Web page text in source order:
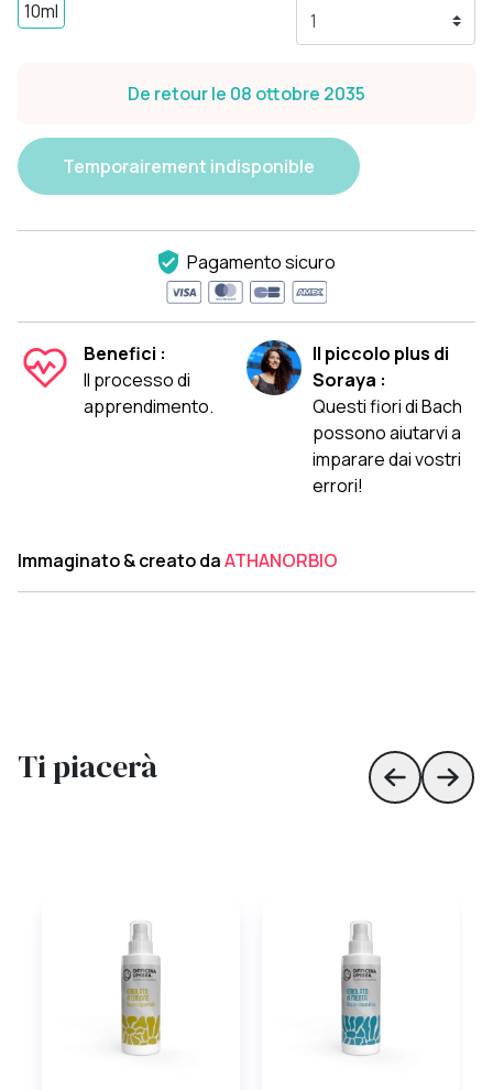
10ml
De retour le 08 ottobre 2035
Temporairement indisponible
Pagamento sicuro
Benefici :
Il processo di
apprendimento.
Il piccolo plus di
Soraya :
Questi fiori di Bach
possono aiutarvi a
imparare dai vostri
errori!
Immaginato & creato daATHANORBIO
Ti piacerà
Skip toSkip